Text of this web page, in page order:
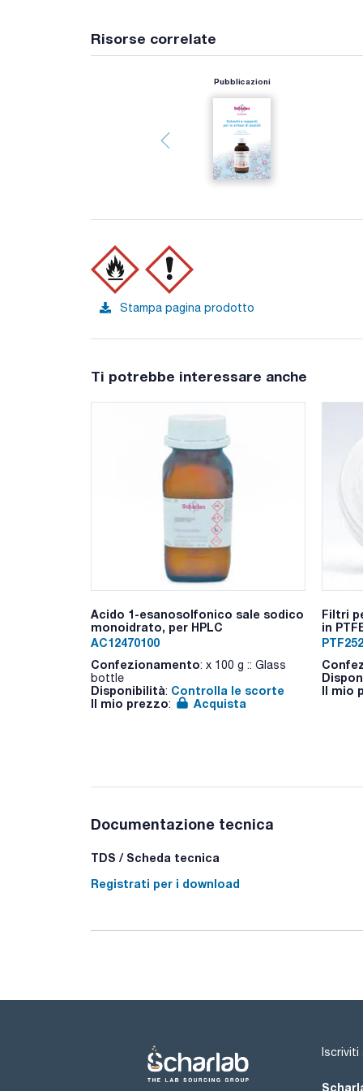
Risorse correlate
Pubblicazioni
Stampa pagina prodotto
Ti potrebbe interessare anche
Acido 1-esanosolfonico sale sodico
monoidrato, per HPLC
AC12470100
Confezionamento: x 100 g :: Glass
bottle
Disponibilità: Controlla le scorte
Il mio prezzo: Acquista
Filtri
in
Il mio
Documentazione tecnica
TDS / Scheda tecnica
Registrati per i download